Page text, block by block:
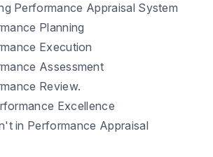
Performance Appraisal System
Planning
Execution
Assessment
Review.
Excellence
in Performance Appraisal